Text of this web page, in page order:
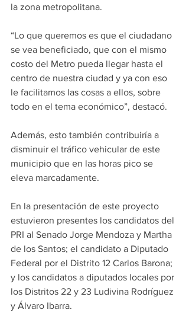
la zona metropolitana.
“Lo que queremos es que el ciudadano
se vea beneficiado, que con el mismo
costo del Metro pueda llegar hasta el
centro de nuestra ciudad y ya con eso
le facilitamos las cosas a ellos, sobre
todo en el tema económico”, destacó.
Además, esto también contribuiría a
disminuir el tráfico vehicular de este
municipio que en las horas pico se
eleva marcadamente.
En la presentación de este proyecto
estuvieron presentes los candidatos del
PRI al Senado Jorge Mendoza y Martha
de los Santos; el candidato a Diputado
Federal por el Distrito 12 Carlos Barona;
y los candidatos a diputados locales por
los Distritos 22 y 23 Ludivina Rodríguez
y Álvaro Ibarra.